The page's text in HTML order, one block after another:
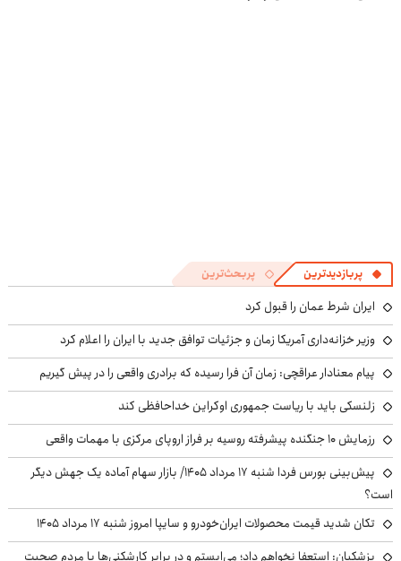
پربازدیدترین پربحث‌ترین
ایران شرط عمان را قبول کرد
وزیر خزانه‌داری آمریکا زمان و جزئیات توافق جدید با ایران را اعلام کرد
پیام معنادار عراقچی: زمان آن فرا رسیده که برادری واقعی را در پیش گیریم
زلنسکی باید با ریاست جمهوری اوکراین خداحافظی کند
رزمایش ۱۰ جنگنده پیشرفته روسیه بر فراز اروپای مرکزی با مهمات واقعی
پیش‌بینی بورس فردا شنبه ۱۷ مرداد ۱۴۰۵/ بازار سهام آماده یک جهش دیگر
است؟
تکان شدید قیمت محصولات ایران‌خودرو و سایپا امروز شنبه ۱۷ مرداد ۱۴۰۵
پزشکیان: استعفا نخواهم داد؛ می‌ایستم و در برابر کارشکنی‌ها با مردم صحبت